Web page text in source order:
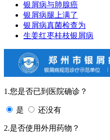
银屑病与肺腺癌
银屑病腿上满了
银屑病真菌检查为
生姜红枣桂枝银屑病
1.您是否已到医院确诊？
是 还没有
2.是否使用外用药物？